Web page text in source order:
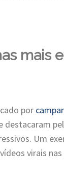
mais
por
destacaram
Um
virais nas